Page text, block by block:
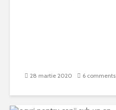
28 martie 2020 6 comments